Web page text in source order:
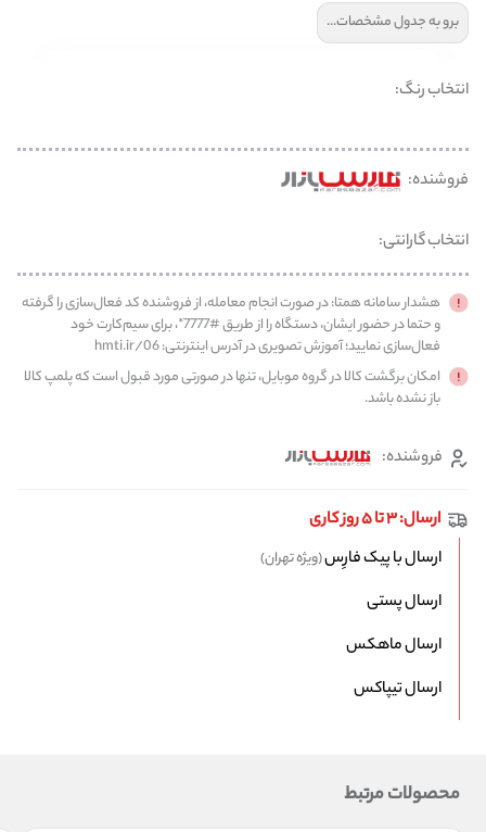
برو به جدول مشخصات...
انتخاب رنگ:
فروشنده:
انتخاب گارانتی:
هشدار سامانه همتا: در صورت انجام معامله، از فروشنده کد فعال‌سازی را گرفته
و حتما در حضور ایشان، دستگاه را از طریق #7777*، برای سیم‌کارت خود
فعال‌سازی نمایید؛ آموزش تصویری در آدرس اینترنتی: hmti.ir/06
امکان برگشت کالا در گروه موبایل، تنها در صورتی مورد قبول است که پلمپ کالا
باز نشده باشد.
فروشنده:
ارسال: ۳ تا ۵ روز کاری
ارسال با پیک فارِس(ویژه تهران)
ارسال پستی
ارسال ماهکس
ارسال تیپاکس
محصولات مرتبط